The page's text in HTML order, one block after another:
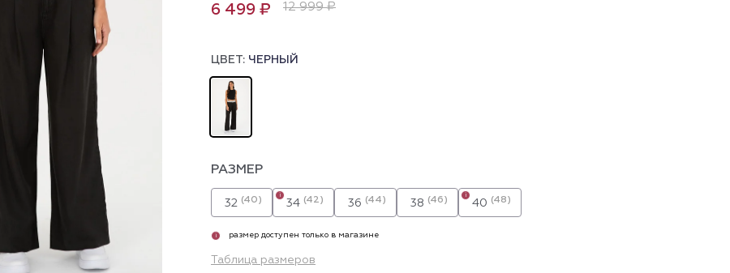
6 499 ₽ 12 999 ₽
ЦВЕТ: ЧЕРНЫЙ
РАЗМЕР
32 (40) 34 (42)
i
36 (44) 38 (46) 40 (48)
i
i размер доступен только в магазине
Таблица размеров